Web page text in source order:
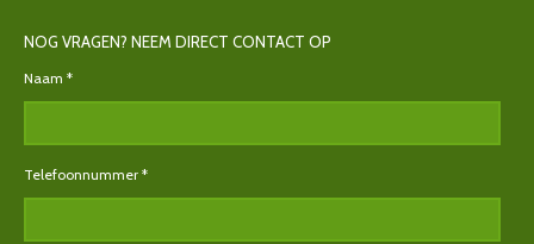
NOG VRAGEN? NEEM DIRECT CONTACT OP
Naam *
Telefoonnummer *